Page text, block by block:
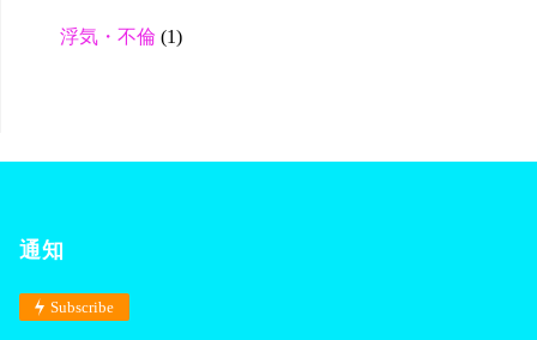
浮気・不倫 (1)
通知
Subscribe